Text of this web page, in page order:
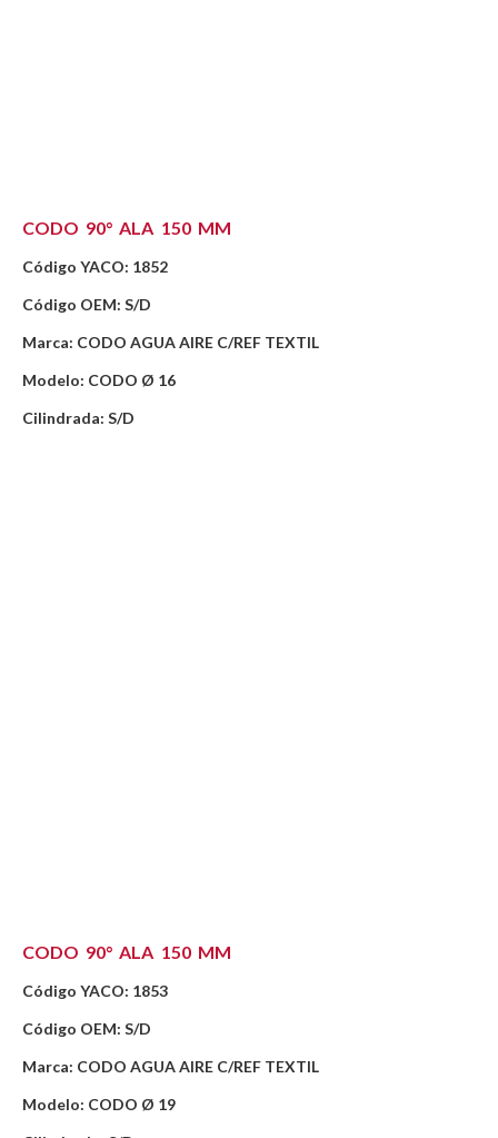
CODO 90° ALA 150 MM
Código YACO: 1852
Código OEM: S/D
Marca: CODO AGUA AIRE C/REF TEXTIL
Modelo: CODO Ø 16
Cilindrada: S/D
CODO 90° ALA 150 MM
Código YACO: 1853
Código OEM: S/D
Marca: CODO AGUA AIRE C/REF TEXTIL
Modelo: CODO Ø 19